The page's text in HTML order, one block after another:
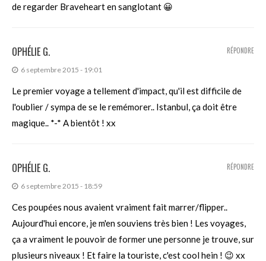
de regarder Braveheart en sanglotant 😀
OPHÉLIE G.
6 septembre 2015 - 19:01
Le premier voyage a tellement d'impact, qu'il est difficile de
l'oublier / sympa de se le remémorer.. Istanbul, ça doit être
magique.. *-* A bientôt ! xx
RÉPONDRE
OPHÉLIE G.
6 septembre 2015 - 18:59
Ces poupées nous avaient vraiment fait marrer/flipper..
Aujourd'hui encore, je m'en souviens très bien ! Les voyages,
ça a vraiment le pouvoir de former une personne je trouve, sur
plusieurs niveaux ! Et faire la touriste, c'est cool hein ! 😉 xx
RÉPONDRE